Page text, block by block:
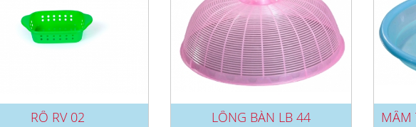
RỔ RV 02 LỒNG BÀN LB 44